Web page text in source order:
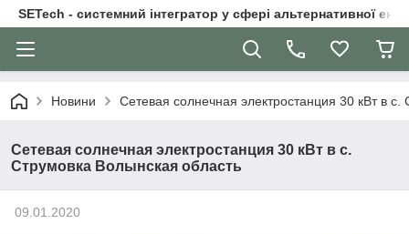
SETech - системний інтегратор у сфері альтернативної
Новини Сетевая солнечная электростанция 30 кВт в
Сетевая солнечная электростанция 30 кВт в с.
Струмовка Волынская область
09.01.2020